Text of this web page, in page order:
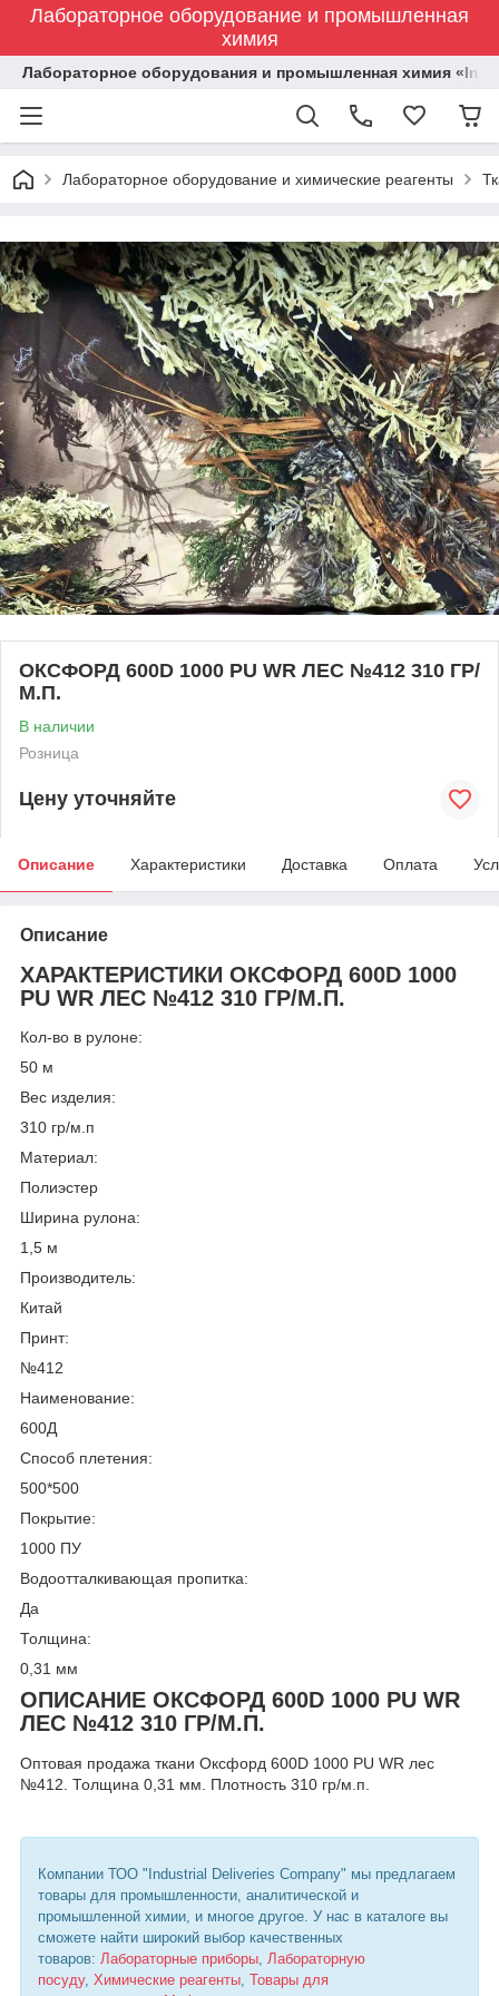
Лабораторное оборудование и промышленная
химия
Лабораторное оборудования и промышленная химия
Лабораторное оборудование и химические реагенты
ОКСФОРД 600D 1000 PU WR ЛЕС №412 310 ГР/
М.П.
В наличии
Розница
Цену уточняйте
Описание Характеристики Доставка Оплата
Описание
ХАРАКТЕРИСТИКИ ОКСФОРД 600D 1000
PU WR ЛЕС №412 310 ГР/М.П.
Кол-во в рулоне:
50 м
Вес изделия:
310 гр/м.п
Материал:
Полиэстер
Ширина рулона:
1,5 м
Производитель:
Китай
Принт:
№412
Наименование:
600Д
Способ плетения:
500*500
Покрытие:
1000 ПУ
Водоотталкивающая пропитка:
Да
Толщина:
0,31 мм
ОПИСАНИЕ ОКСФОРД 600D 1000 PU WR
ЛЕС №412 310 ГР/М.П.
Оптовая продажа ткани Оксфорд 600D 1000 PU WR лес
№412. Толщина 0,31 мм. Плотность 310 гр/м.п.
Компании ТОО "Industrial Deliveries Company" мы предлагаем
товары для промышленности, аналитической и
промышленной химии, и многое другое. У нас в каталоге вы
сможете найти широкий выбор качественных
товаров: Лабораторные приборы, Лабораторную
посуду, Химические реагенты, Товары для